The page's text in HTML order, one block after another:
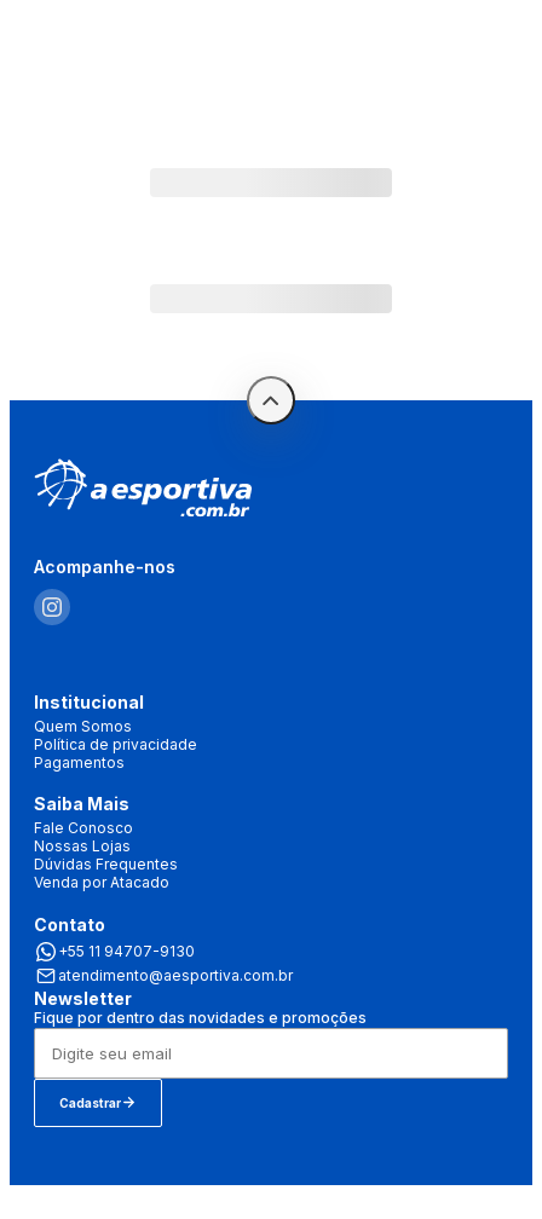
Acompanhe-nos
Institucional
Quem Somos
Política de privacidade
Pagamentos
Saiba Mais
Fale Conosco
Nossas Lojas
Dúvidas Frequentes
Venda por Atacado
Contato
+55 11 94707-9130
atendimento@aesportiva.com.br
Newsletter
Fique por dentro das novidades e promoções
Cadastrar